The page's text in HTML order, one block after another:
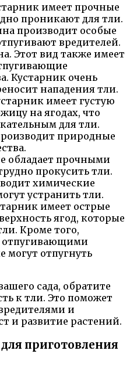
имеет прочные
проникают для тли.
производит особые
вредителей.
Этот вид также имеет
Кустарник очень
нападения тли.
имеет густую
на ягодах, что
для тли.
природные
обладает прочными
прокусить тли.
химические
устранить тли.
имеет острые
ягод, которые
Кроме того,
отпугивающими
могут отпугнуть
сада, обратите
к тли. Это поможет
и
и развитие растений.
приготовления